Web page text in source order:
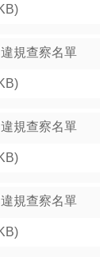
規查察名單
規查察名單
規查察名單